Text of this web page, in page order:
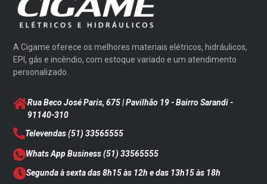
A Cigame oferece os melhores materiais elétricos, hidráulicos,
EPI, gás e incêndio, com estoque variado e um atendimento
personalizado.
Rua Beco José Paris, 675 | Pavilhão 19 - Bairro Sarandi-
91140-310
Televendas(51) 33565555
Whats App Business(51) 33565555
Segunda à sexta das 8h15 às 12h e das 13h15 às 18h